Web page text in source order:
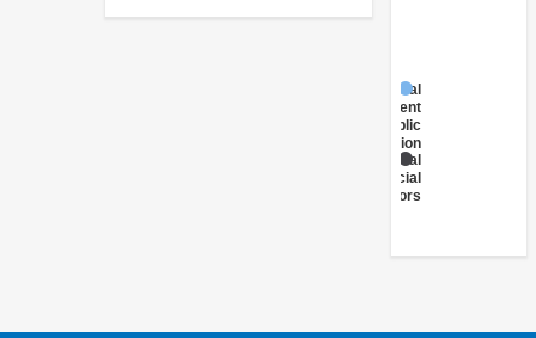
Government
Administration